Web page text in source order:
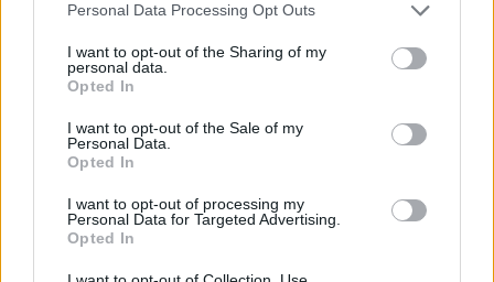
Personal Data Processing Opt Outs
I want to opt-out of the Sharing of my
personal data.
Opted In
I want to opt-out of the Sale of my
Personal Data.
Opted In
I want to opt-out of processing my
Personal Data for Targeted Advertising.
Opted In
ΑΕΚθα κάνει το πλάγιο.
Ελεύθερο για την ομάδα: ''ΑΕΚ''.
Αλλαγή. Μέσα Βαρνάμπας Βάργκα , έξω ο
Πλάγιο υπέρ της ομάδας: ''ΑΕΚ''.
ΑΕΚ θα κάνει το πλάγιο.
Ολυμπιακός έχει την κατοχή μπάλας με
αυτό το κερδισμένο πλάγιο.